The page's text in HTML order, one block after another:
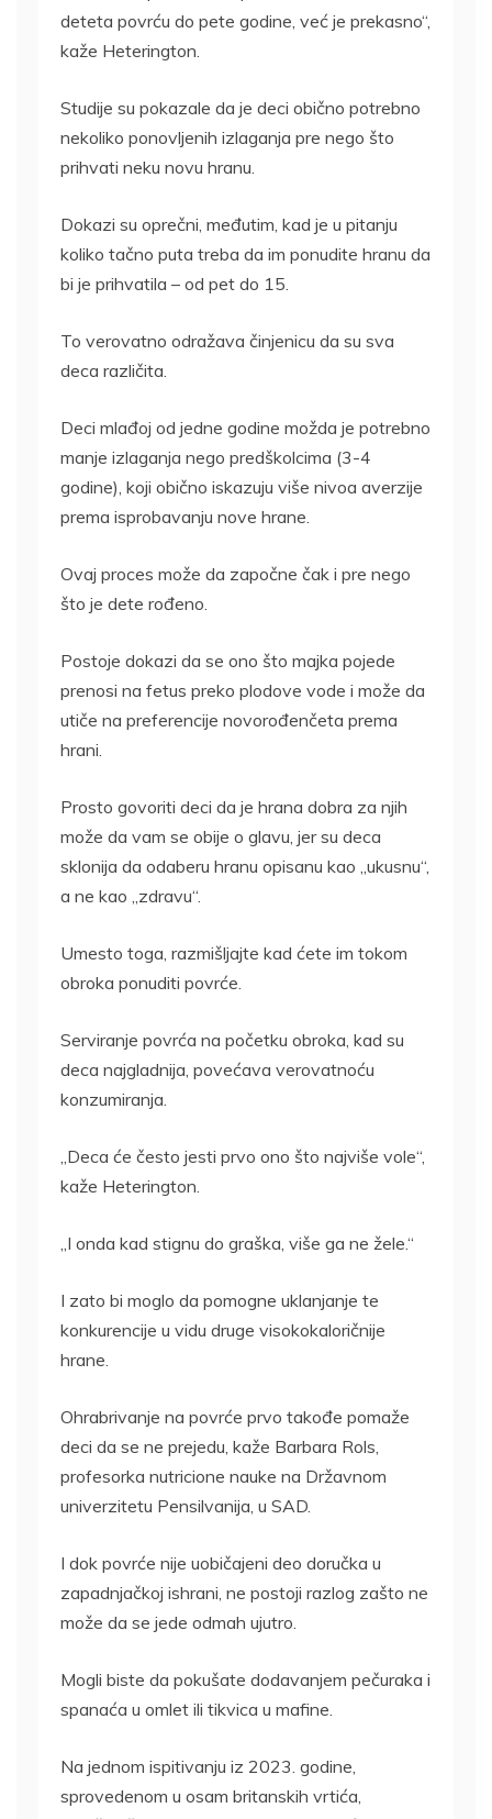
deteta povrću do pete godine, već je prekasno“,
kaže Heterington.
Studije su pokazale da je deci obično potrebno
nekoliko ponovljenih izlaganja pre nego što
prihvati neku novu hranu.
Dokazi su oprečni, međutim, kad je u pitanju
koliko tačno puta treba da im ponudite hranu da
bi je prihvatila – od pet do 15.
To verovatno odražava činjenicu da su sva
deca različita.
Deci mlađoj od jedne godine možda je potrebno
manje izlaganja nego predškolcima (3-4
godine), koji obično iskazuju više nivoa averzije
prema isprobavanju nove hrane.
Ovaj proces može da započne čak i pre nego
što je dete rođeno.
Postoje dokazi da se ono što majka pojede
prenosi na fetus preko plodove vode i može da
utiče na preferencije novorođenčeta prema
hrani.
Prosto govoriti deci da je hrana dobra za njih
može da vam se obije o glavu, jer su deca
sklonija da odaberu hranu opisanu kao „ukusnu“,
a ne kao „zdravu“.
Umesto toga, razmišljajte kad ćete im tokom
obroka ponuditi povrće.
Serviranje povrća na početku obroka, kad su
deca najgladnija, povećava verovatnoću
konzumiranja.
„Deca će često jesti prvo ono što najviše vole“,
kaže Heterington.
„I onda kad stignu do graška, više ga ne žele.“
I zato bi moglo da pomogne uklanjanje te
konkurencije u vidu druge visokokaloričnije
hrane.
Ohrabrivanje na povrće prvo takođe pomaže
deci da se ne prejedu, kaže Barbara Rols,
profesorka nutricione nauke na Državnom
univerzitetu Pensilvanija, u SAD.
I dok povrće nije uobičajeni deo doručka u
zapadnjačkoj ishrani, ne postoji razlog zašto ne
može da se jede odmah ujutro.
Mogli biste da pokušate dodavanjem pečuraka i
spanaća u omlet ili tikvica u mafine.
Na jednom ispitivanju iz 2023. godine,
sprovedenom u osam britanskih vrtića,